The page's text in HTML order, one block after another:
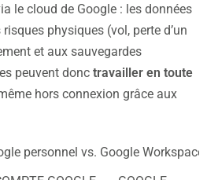
le cloud de Google : les données
physiques (vol, perte d’un
et aux sauvegardes
peuvent donc travailler en toute
hors connexion grâce aux
personnel vs. Google Workspace